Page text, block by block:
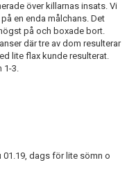
över killarnas insats. Vi
en enda målchans. Det
på och boxade bort.
där tre av dom resulterar
lite flax kunde resulterat.
1-3.
dags för lite sömn o